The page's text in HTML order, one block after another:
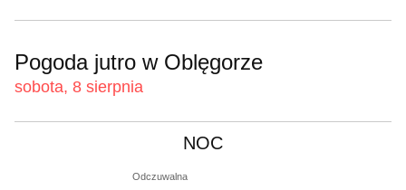
Pogoda jutro w Oblęgorze
sobota, 8 sierpnia
NOC
Odczuwalna